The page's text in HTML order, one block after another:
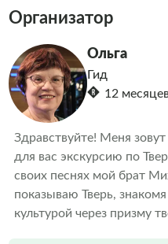
Организатор
Ольга
Гид
12
Здравствуйте! Меня
для вас экскурсию по
своих песнях мой брат
показываю Тверь,
культурой через призму